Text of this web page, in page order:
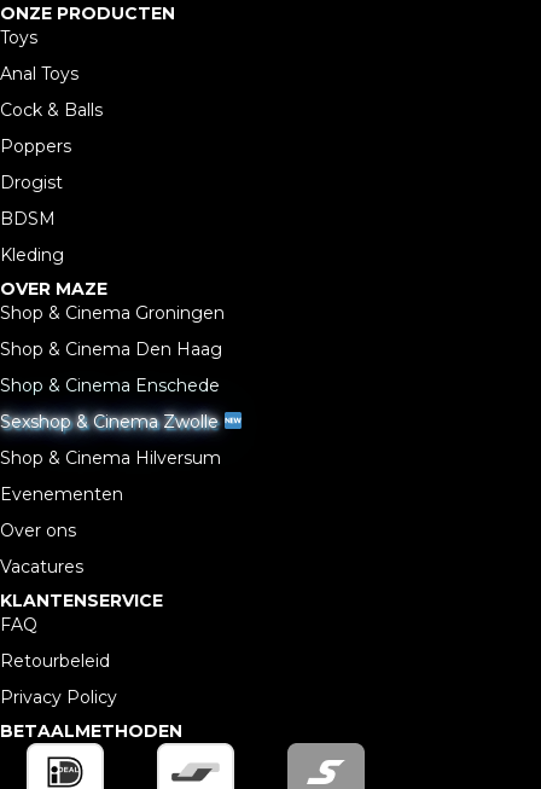
ONZE PRODUCTEN
Toys
Anal Toys
Cock & Balls
Poppers
Drogist
BDSM
Kleding
OVER MAZE
Shop & Cinema Groningen
Shop & Cinema Den Haag
Shop & Cinema Enschede
Sexshop & Cinema Zwolle
Shop & Cinema Hilversum
Evenementen
Over ons
Vacatures
KLANTENSERVICE
FAQ
Retourbeleid
Privacy Policy
BETAALMETHODEN